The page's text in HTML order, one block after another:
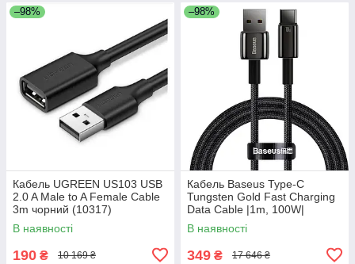
–98%
Кабель UGREEN US103 USB
2.0 A Male to A Female Cable
3m чорний (10317)
В наявності
190 ₴ 10 169 ₴
–98%
Кабель Baseus Type-C
Tungsten Gold Fast Charging
Data Cable |1m, 100W|
В наявності
349 ₴ 17 646 ₴